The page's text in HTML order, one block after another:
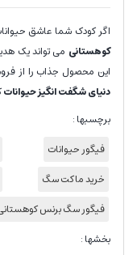
اگر کودک شما عاشق
کوهستانی می تواند یک
این محصول جذاب را از
دنیای شگفت انگیز حیوانات
برچسبها :
فیگور حیوانات
خرید ماکت سگ
فیگور سگ برنس
بخشها :